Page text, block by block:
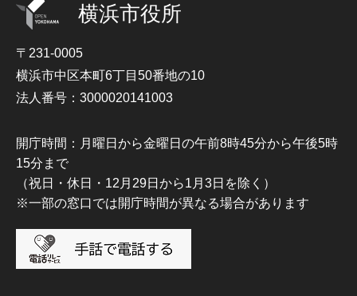
横浜市役所
〒231-0005
横浜市中区本町6丁目50番地の10
法人番号：3000020141003
開庁時間：月曜日から金曜日の午前8時45分から午後5時
15分まで
（祝日・休日・12月29日から1月3日を除く）
※一部の窓口では開庁時間が異なる場合があります